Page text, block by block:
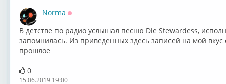
Norma
В детстве по радио услышал песню ⁣Die Stewardess,
запомнилась. Из приведенных здесь записей на мой вкус
прошлое
0
15.06.2019 19:00